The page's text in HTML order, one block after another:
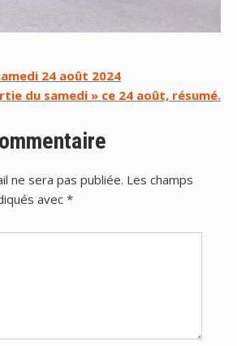
24 août 2024
du samedi » ce 24 août, résumé.
ne sera pas publiée. Les champs
avec *